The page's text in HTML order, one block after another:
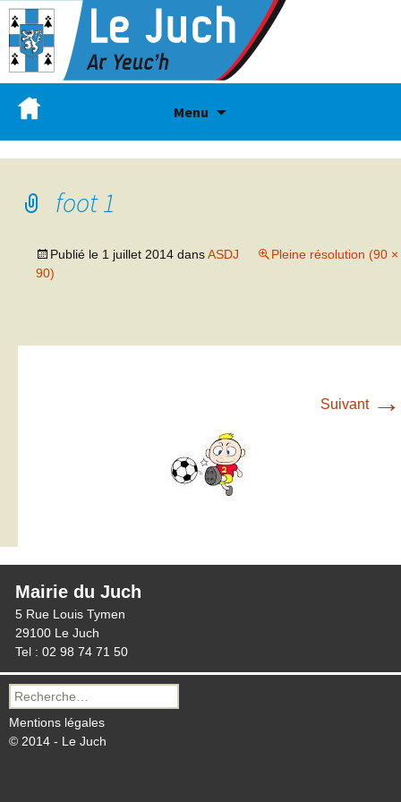
Menu
foot 1
Publié le 1 juillet 2014 dansASDJ
Pleine résolution (90 ×
90)
Suivant →
Mairie du Juch
5 Rue Louis Tymen
29100 Le Juch
Tel : 02 98 74 71 50
Recherche
pour :
Mentions légales
© 2014 - Le Juch